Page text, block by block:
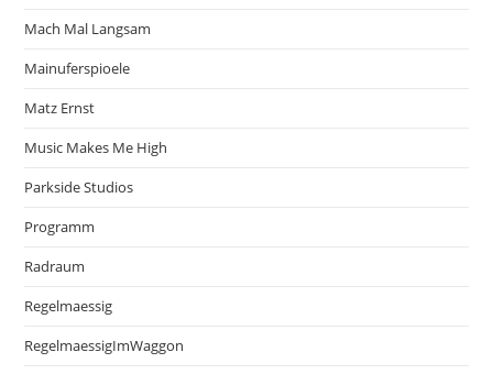
Mach Mal Langsam
Mainuferspioele
Matz Ernst
Music Makes Me High
Parkside Studios
Programm
Radraum
Regelmaessig
RegelmaessigImWaggon